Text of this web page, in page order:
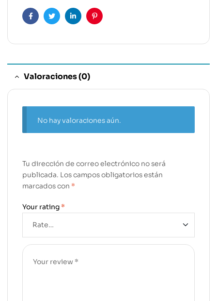
FacebookTwitterLinkedinPinterest
Valoraciones (0)
No hay valoraciones aún.
Tu dirección de correo electrónico no será
publicada. Los campos obligatorios están
marcados con *
Your rating *